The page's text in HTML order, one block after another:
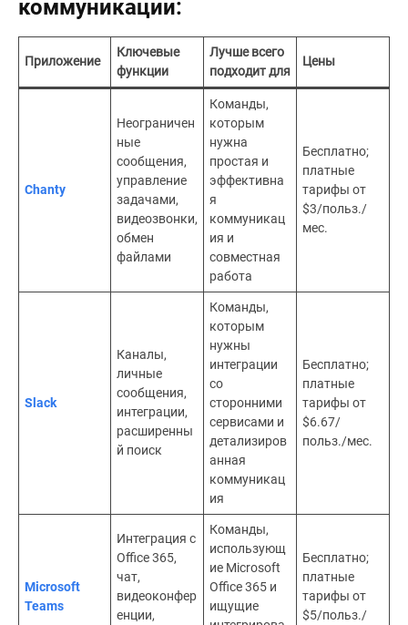
коммуникации:
Приложение
Ключевые
функции
Лучше всего
подходит для
Цены
Chanty
Неограничен
ные
сообщения,
управление
задачами,
видеозвонки,
обмен
файлами
Команды,
которым
нужна
простая и
эффективна
я
коммуникац
ия и
совместная
работа
Бесплатно;
платные
тарифы от
$3/польз./
мес.
Slack
Каналы,
личные
сообщения,
интеграции,
расширенны
й поиск
Команды,
которым
нужны
интеграции
со
сторонними
сервисами и
детализиров
анная
коммуникац
ия
Бесплатно;
платные
тарифы от
$6.67/
польз./мес.
Microsoft
Teams
Интеграция с
Office 365,
чат,
видеоконфер
енции,
Команды,
использующ
ие Microsoft
Office 365 и
ищущие
Бесплатно;
платные
тарифы от
$5/польз./